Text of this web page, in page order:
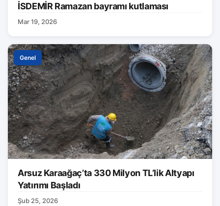
İSDEMİR Ramazan bayramı kutlaması
Mar 19, 2026
Genel
Arsuz Karaağaç’ta 330 Milyon TL’lik Altyapı
Yatırımı Başladı
Şub 25, 2026